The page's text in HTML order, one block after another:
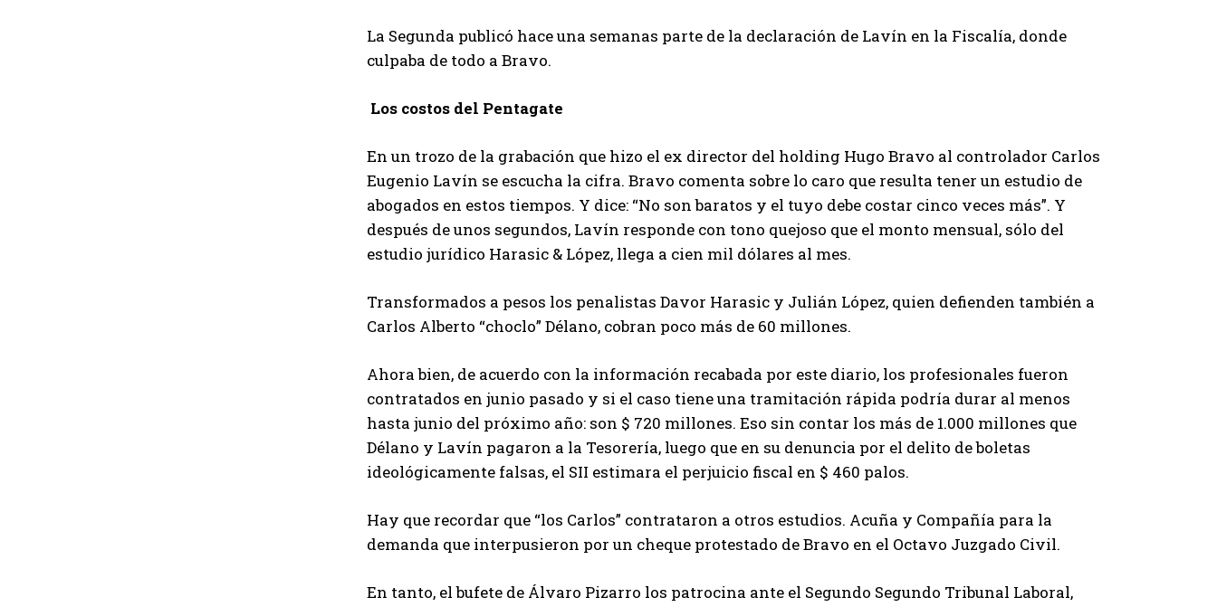
La Segunda publicó hace una semanas parte de la declaración de Lavín en la Fiscalía, donde
culpaba de todo a Bravo.
Los costos del Pentagate
En un trozo de la grabación que hizo el ex director del holding Hugo Bravo al controlador Carlos
Eugenio Lavín se escucha la cifra. Bravo comenta sobre lo caro que resulta tener un estudio de
abogados en estos tiempos. Y dice: “No son baratos y el tuyo debe costar cinco veces más”. Y
después de unos segundos, Lavín responde con tono quejoso que el monto mensual, sólo del
estudio jurídico Harasic & López, llega a cien mil dólares al mes.
Transformados a pesos los penalistas Davor Harasic y Julián López, quien defienden también a
Carlos Alberto “choclo” Délano, cobran poco más de 60 millones.
Ahora bien, de acuerdo con la información recabada por este diario, los profesionales fueron
contratados en junio pasado y si el caso tiene una tramitación rápida podría durar al menos
hasta junio del próximo año: son $ 720 millones. Eso sin contar los más de 1.000 millones que
Délano y Lavín pagaron a la Tesorería, luego que en su denuncia por el delito de boletas
ideológicamente falsas, el SII estimara el perjuicio fiscal en $ 460 palos.
Hay que recordar que “los Carlos” contrataron a otros estudios. Acuña y Compañía para la
demanda que interpusieron por un cheque protestado de Bravo en el Octavo Juzgado Civil.
En tanto, el bufete de Álvaro Pizarro los patrocina ante el Segundo Segundo Tribunal Laboral,